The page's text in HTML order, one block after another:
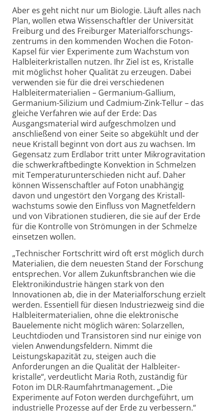
Aber es geht nicht nur um Biologie. Läuft alles nach
Plan, wollen etwa Wissen­schaftler der Universität
Freiburg und des Freiburger Material­forschungs­
zentrums in den kommenden Wochen die Foton-
Kapsel für vier Experimente zum Wachstum von
Halbleiter­kristallen nutzen. Ihr Ziel ist es, Kristalle
mit möglichst hoher Qualität zu erzeugen. Dabei
verwenden sie für die drei verschiedenen
Halbleitermaterialien – Germanium-Gallium,
Germanium-Silizium und Cadmium-Zink-Tellur – das
gleiche Verfahren wie auf der Erde: Das
Ausgangsmaterial wird aufgeschmolzen und
anschließend von einer Seite so abgekühlt und der
neue Kristall beginnt von dort aus zu wachsen. Im
Gegensatz zum Erdlabor tritt unter Mikrogravitation
die schwer­kraft­bedingte Konvektion in Schmelzen
mit Temperatur­unter­schieden nicht auf. Daher
können Wissenschaftler auf Foton unabhängig
davon und ungestört den Vorgang des Kristall­
wachstums sowie den Einfluss von Magnetfeldern
und von Vibrationen studieren, die sie auf der Erde
für die Kontrolle von Strömungen in der Schmelze
einsetzen wollen.
„Technischer Fortschritt wird oft erst möglich durch
Materialien, die dem neuesten Stand der Forschung
entsprechen. Vor allem Zukunfts­branchen wie die
Elektronik­industrie hängen stark von den
Innovationen ab, die in der Material­forschung erzielt
werden. Essentiell für diesen Industriezweig sind die
Halbleiter­materialien, ohne die elektronische
Bauelemente nicht möglich wären: Solarzellen,
Leuchtdioden und Transistoren sind nur einige von
vielen Anwendungsfeldern. Nimmt die
Leistungskapazität zu, steigen auch die
Anforderungen an die Qualität der Halbleiter­
kristalle“, verdeutlicht Maria Roth, zuständig für
Foton im DLR-Raumfahrt­management. „Die
Experimente auf Foton werden durchgeführt, um
industrielle Prozesse auf der Erde zu verbessern.“